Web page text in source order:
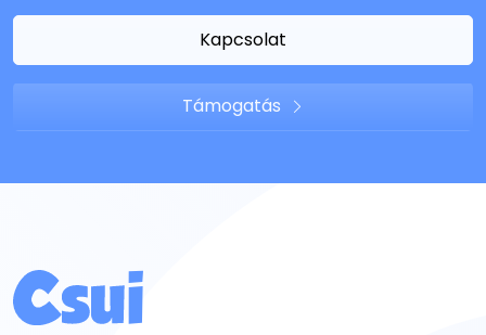
Kapcsolat
Támogatás